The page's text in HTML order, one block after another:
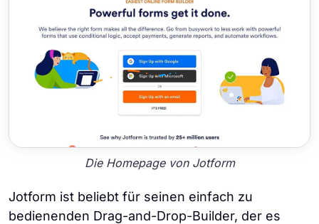
Die Homepage von Jotform
Jotform ist beliebt für seinen einfach zu
bedienenden Drag-and-Drop-Builder, der es